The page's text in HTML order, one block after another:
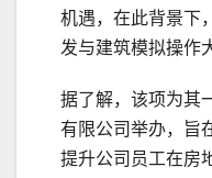
机遇，在此背景下
发与建筑模拟操作
据了解，该项为其
有限公司举办，旨
提升公司员工在房